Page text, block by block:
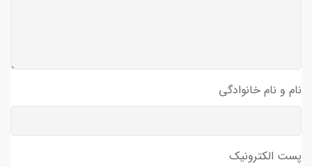
نام و نام خانوادگی
پست الکترونیک